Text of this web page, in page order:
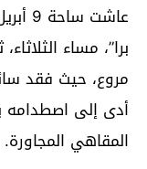
برا”، مساء
مروع، حيث فقد
أدى إلى اصطدامه
المقاهي المجاورة.